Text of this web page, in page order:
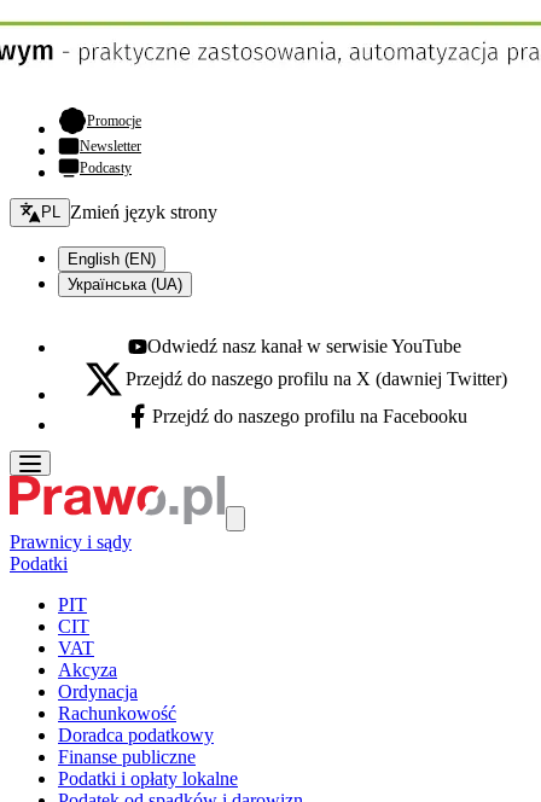
Promocje- otwiera się w nowej karcie
Newsletter
Podcasty
Zmień język - bieżący:
PL Zmień język strony
English (EN)
Українська (UA)
Youtube - otwiera się w nowej karcie
Odwiedź nasz kanał w serwisie YouTube
X - otwiera się w nowej karcie
Przejdź do naszego profilu na X (dawniej Twitter)
Facebook - otwiera się w nowej karcie
Przejdź do naszego profilu na Facebooku
Prawnicy i sądy
Podatki
PIT
CIT
VAT
Akcyza
Ordynacja
Rachunkowość
Doradca podatkowy
Finanse publiczne
Podatki i opłaty lokalne